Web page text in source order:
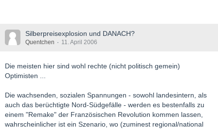
Silberpreisexplosion und DANACH?
Quentchen 11. April 2006
Die meisten hier sind wohl rechte (nicht politisch gemein)
Optimisten ...
Die wachsenden, sozialen Spannungen - sowohl landesintern, als
auch das berüchtigte Nord-Südgefälle - werden es bestenfalls zu
einem "Remake" der Französischen Revolution kommen lassen,
wahrscheinlicher ist ein Szenario, wo (zuminest regional/national